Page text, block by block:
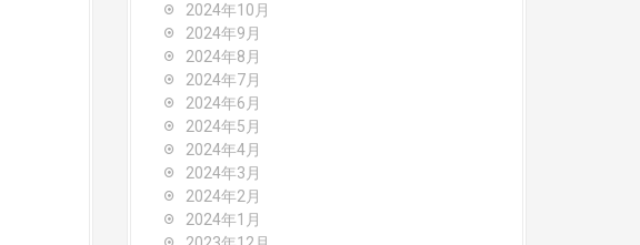
2024年10月
2024年9月
2024年8月
2024年7月
2024年6月
2024年5月
2024年4月
2024年3月
2024年2月
2024年1月